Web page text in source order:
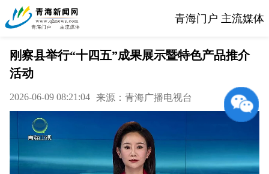
青海门户 主流媒体
刚察县举行“十四五”成果展示暨特色产品推介
活动
2026-06-09 08:21:04 来源：青海广播电视台